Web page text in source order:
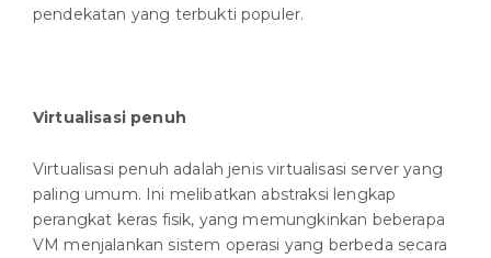
pendekatan yang terbukti populer.
Virtualisasi penuh
Virtualisasi penuh adalah jenis virtualisasi server yang
paling umum. Ini melibatkan abstraksi lengkap
perangkat keras fisik, yang memungkinkan beberapa
VM menjalankan sistem operasi yang berbeda secara